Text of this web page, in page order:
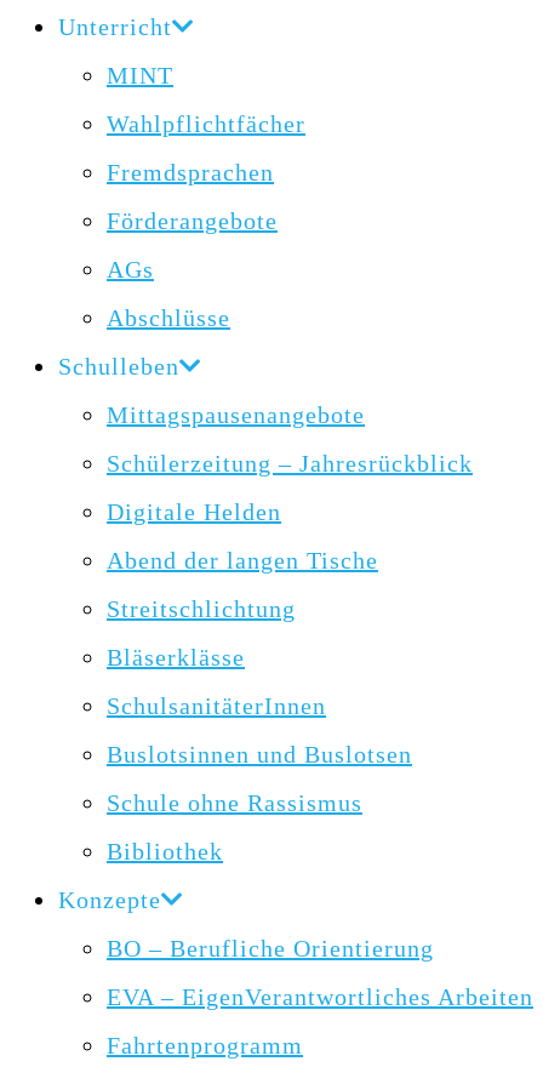
Unterricht
MINT
Wahlpflichtfächer
Fremdsprachen
Förderangebote
AGs
Abschlüsse
Schulleben
Mittagspausenangebote
Schülerzeitung – Jahresrückblick
Digitale Helden
Abend der langen Tische
Streitschlichtung
Bläserklässe
SchulsanitäterInnen
Buslotsinnen und Buslotsen
Schule ohne Rassismus
Bibliothek
Konzepte
BO – Berufliche Orientierung
EVA – EigenVerantwortliches Arbeiten
Fahrtenprogramm